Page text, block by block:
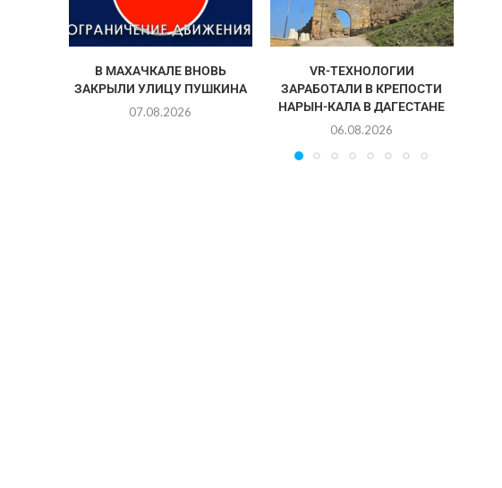
В МАХАЧКАЛЕ ВНОВЬ
ЗАКРЫЛИ УЛИЦУ ПУШКИНА
07.08.2026
VR-ТЕХНОЛОГИИ
ЗАРАБОТАЛИ В КРЕПОСТИ
НАРЫН-КАЛА В ДАГЕСТАНЕ
06.08.2026